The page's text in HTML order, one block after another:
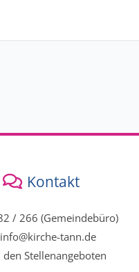
Kontakt
/ 266 (Gemeindebüro)
info@kirche-tann.de
den Stellenangeboten